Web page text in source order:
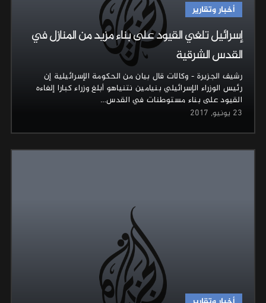
أخبار وتقارير
إسرائيل تلغي القيود على بناء مزيد من المنازل في
القدس الشرقية
رشيف الجزيرة - وكالات قال بيان من الحكومة الإسرائيلية إن
رئيس الوزراء الإسرائيلي بنيامين نتنياهو أبلغ وزراء كبارا إلغاءه
القيود على بناء مستوطنات في القدس…
23 يونيو, 2017